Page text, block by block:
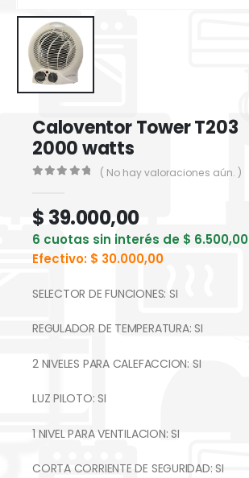
Caloventor Tower T203
2000 watts
( No hay valoraciones aún. )
$ 39.000,00
6 cuotas sin interés de $ 6.500,00
Efectivo: $ 30.000,00
SELECTOR DE FUNCIONES: SI
REGULADOR DE TEMPERATURA: SI
2 NIVELES PARA CALEFACCION: SI
LUZ PILOTO: SI
1 NIVEL PARA VENTILACION: SI
CORTA CORRIENTE DE SEGURIDAD: SI